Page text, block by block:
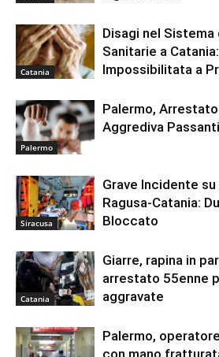
Catania
Disagi nel
Sanitarie a
Impossibilitata a
Palermo
Palermo, Arrestato
Aggrediva
Siracusa
Grave Incidente
Ragusa-Catania:
Bloccato
Catania
Giarre, rapina in
arrestato 55enne
aggravate
Palermo,
con mano